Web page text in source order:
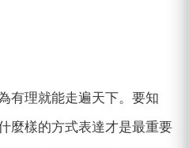
有理就能走遍天下。要知
麼樣的方式表達才是最重要